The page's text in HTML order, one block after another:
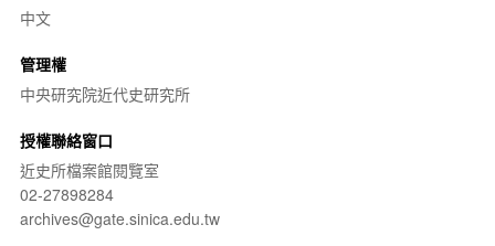
中文
管理權
中央研究院近代史研究所
授權聯絡窗口
近史所檔案館閱覽室
02-27898284
archives@gate.sinica.edu.tw